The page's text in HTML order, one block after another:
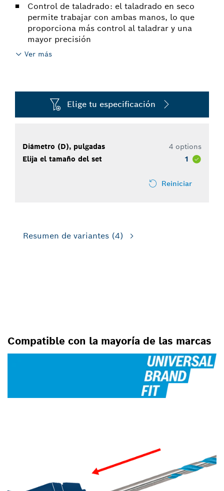
Control de taladrado: el taladrado en seco
permite trabajar con ambas manos, lo que
proporciona más control al taladrar y una
mayor precisión
Ver más
Elige tu especificación
Diámetro (D), pulgadas
4 options
Elija el tamaño del set
1
Reiniciar
Resumen de variantes (4)
Compatible con la mayoría de las marcas